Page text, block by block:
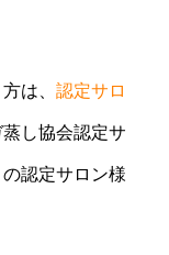
は、 認定サロ
し協会認定サ
認定サロン様